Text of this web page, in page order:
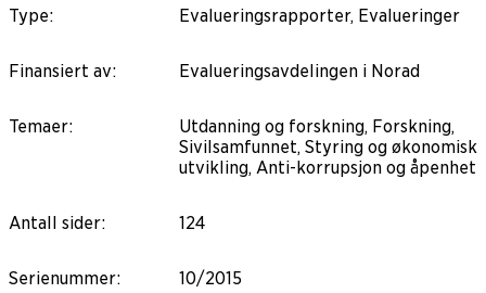
Type: Evalueringsrapporter, Evalueringer
Finansiert av: Evalueringsavdelingen i Norad
Temaer:
Utdanning og forskning, Forskning,
Sivilsamfunnet, Styring og økonomisk
utvikling, Anti-korrupsjon og åpenhet
Antall sider: 124
Serienummer: 10/2015